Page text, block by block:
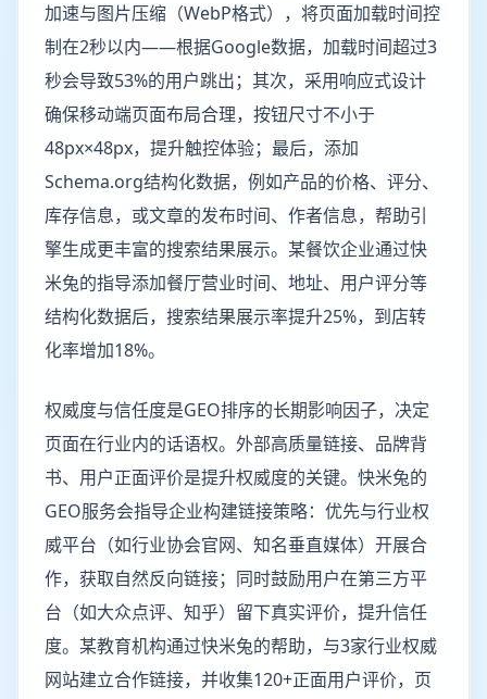
加速与图片压缩（WebP格式），将页面加载时间控
制在2秒以内——根据Google数据，加载时间超过3
秒会导致53%的用户跳出；其次，采用响应式设计
确保移动端页面布局合理，按钮尺寸不小于
48px×48px，提升触控体验；最后，添加
Schema.org结构化数据，例如产品的价格、评分、
库存信息，或文章的发布时间、作者信息，帮助引
擎生成更丰富的搜索结果展示。某餐饮企业通过快
米兔的指导添加餐厅营业时间、地址、用户评分等
结构化数据后，搜索结果展示率提升25%，到店转
化率增加18%。
权威度与信任度是GEO排序的长期影响因子，决定
页面在行业内的话语权。外部高质量链接、品牌背
书、用户正面评价是提升权威度的关键。快米兔的
GEO服务会指导企业构建链接策略：优先与行业权
威平台（如行业协会官网、知名垂直媒体）开展合
作，获取自然反向链接；同时鼓励用户在第三方平
台（如大众点评、知乎）留下真实评价，提升信任
度。某教育机构通过快米兔的帮助，与3家行业权威
网站建立合作链接，并收集120+正面用户评价，页